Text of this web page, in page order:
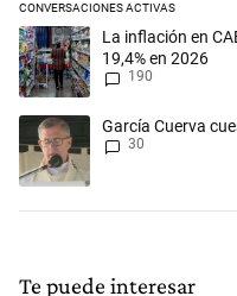
CONVERSACIONES ACTIVAS
Este listado muestra los
Un artículo de tendencia con
La inflación en
19,4% en 2026
190
Un artículo de tendencia con
García Cuerva
30